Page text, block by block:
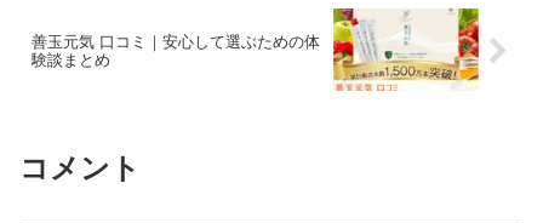
善玉元気 口コミ｜安心して選ぶための体
験談まとめ
コメント